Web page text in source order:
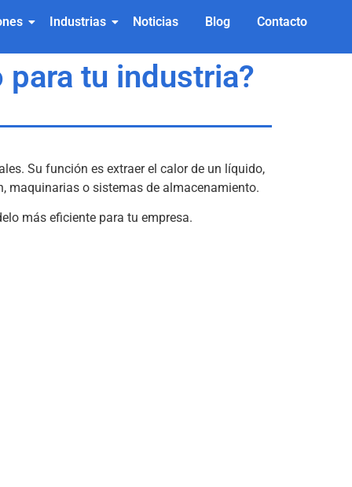
Industrias Noticias Blog Contacto
tu industria?
Su función es extraer el calor de un líquido,
maquinarias o sistemas de almacenamiento.
más eficiente para tu empresa.